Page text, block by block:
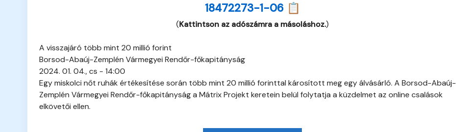
18472273-1-06 📋
(Kattintson az adószámra a másoláshoz.)
A visszajáró több mint 20 millió forint
Borsod-Abaúj-Zemplén Vármegyei Rendőr-főkapitányság
2024. 01. 04., cs - 14:00
Egy miskolci nőt ruhák értékesítése során több mint 20 millió forinttal károsított meg egy álvásárló. A Borsod-Abaúj-
Zemplén Vármegyei Rendőr-főkapitányság a Mátrix Projekt keretein belül folytatja a küzdelmet az online csalások
elkövetői ellen.